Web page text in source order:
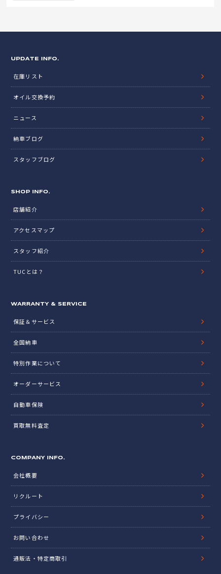
UPDATE INFO.
在庫リスト
オイル交換予約
ニュース
納車ブログ
スタッフブログ
SHOP INFO.
店舗紹介
アクセスマップ
スタッフ紹介
TUCとは？
WARRANTY & SERVICE
保証＆サービス
全国納車
特別作業について
オーダーサービス
自動車保険
買取無料査定
COMPANY INFO.
会社概要
リクルート
プライバシー
お問い合わせ
通販法・特定商取引